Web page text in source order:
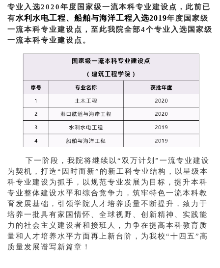
专业入选2020年度国家级一流本科专业建设点，此前已
有水利水电工程、船舶与海洋工程入选2019年度国家级
一流本科专业建设点，至此我院全部4个专业入选国家级
一流本科专业建设点。
下一阶段，我院将继续以“双万计划”一流专业建设
为契机，打造“因时而新”的新工科专业结构，以星级本
科专业建设为抓手，以规范专业发展为目标，提升本科
专业整体建设水平和综合竞争力，筑牢特色一流本科教
育发展基础，引领学院人才培养质量不断提升，致力于
培养一批具有家国情怀、全球视野、创新精神、实践能
力的社会主义建设者和接班人，力争在提高本科教育质
量和人才培养水平方面再上新台阶，为我校“十四五”高
质量发展谱写新篇章！